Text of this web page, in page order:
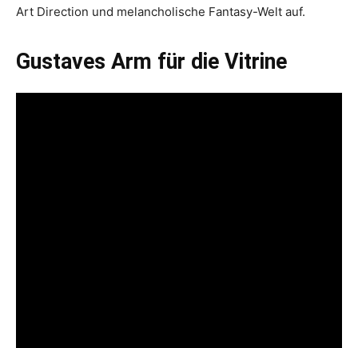
Art Direction und melancholische Fantasy-Welt auf.
Gustaves Arm für die Vitrine